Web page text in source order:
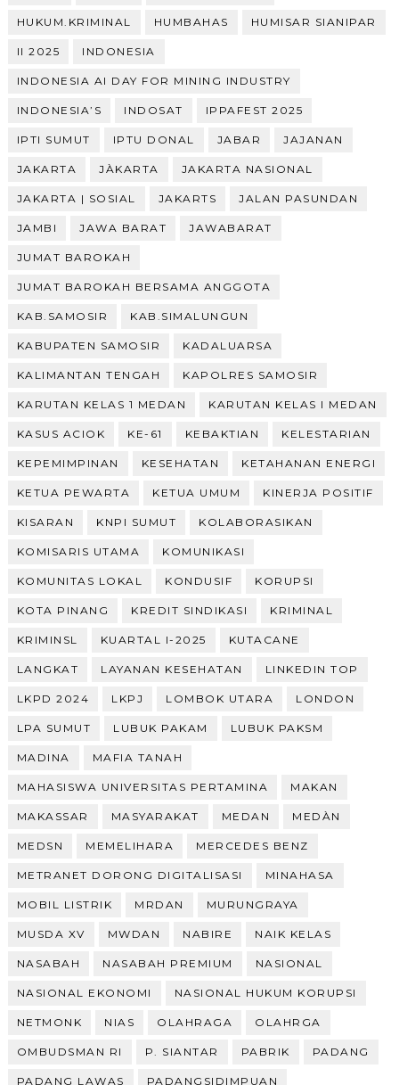
HUKUM.KRIMINAL HUMBAHAS HUMISAR SIANIPAR
II 2025 INDONESIA
INDONESIA AI DAY FOR MINING INDUSTRY
INDONESIA’S INDOSAT IPPAFEST 2025
IPTI SUMUT IPTU DONAL JABAR JAJANAN
JAKARTA JÀKARTA JAKARTA NASIONAL
JAKARTA | SOSIAL JAKARTS JALAN PASUNDAN
JAMBI JAWA BARAT JAWABARAT
JUMAT BAROKAH
JUMAT BAROKAH BERSAMA ANGGOTA
KAB.SAMOSIR KAB.SIMALUNGUN
KABUPATEN SAMOSIR KADALUARSA
KALIMANTAN TENGAH KAPOLRES SAMOSIR
KARUTAN KELAS 1 MEDAN KARUTAN KELAS I MEDAN
KASUS ACIOK KE-61 KEBAKTIAN KELESTARIAN
KEPEMIMPINAN KESEHATAN KETAHANAN ENERGI
KETUA PEWARTA KETUA UMUM KINERJA POSITIF
KISARAN KNPI SUMUT KOLABORASIKAN
KOMISARIS UTAMA KOMUNIKASI
KOMUNITAS LOKAL KONDUSIF KORUPSI
KOTA PINANG KREDIT SINDIKASI KRIMINAL
KRIMINSL KUARTAL I-2025 KUTACANE
LANGKAT LAYANAN KESEHATAN LINKEDIN TOP
LKPD 2024 LKPJ LOMBOK UTARA LONDON
LPA SUMUT LUBUK PAKAM LUBUK PAKSM
MADINA MAFIA TANAH
MAHASISWA UNIVERSITAS PERTAMINA MAKAN
MAKASSAR MASYARAKAT MEDAN MEDÀN
MEDSN MEMELIHARA MERCEDES BENZ
METRANET DORONG DIGITALISASI MINAHASA
MOBIL LISTRIK MRDAN MURUNGRAYA
MUSDA XV MWDAN NABIRE NAIK KELAS
NASABAH NASABAH PREMIUM NASIONAL
NASIONAL EKONOMI NASIONAL HUKUM KORUPSI
NETMONK NIAS OLAHRAGA OLAHRGA
OMBUDSMAN RI P. SIANTAR PABRIK PADANG
PADANG LAWAS PADANGSIDIMPUAN